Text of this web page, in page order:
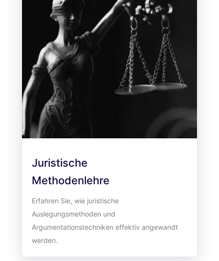
Juristische
Methodenlehre
Erfahren Sie, wie juristische
Auslegungsmethoden und
Argumentationstechniken effektiv angewandt
werden.